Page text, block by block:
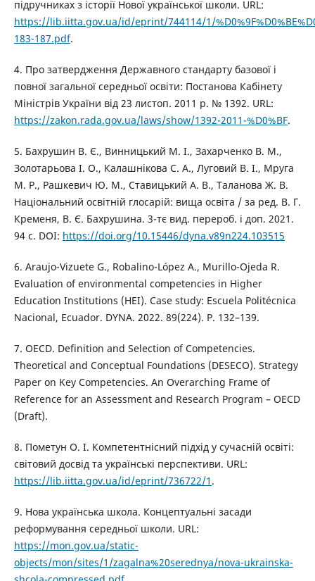
підручниках з історії Нової української школи. URL:
https://lib.iitta.gov.ua/id/eprint/744114/1/
183-187.pdf.
4. Про затвердження Державного стандарту базової і
повної загальної середньої освіти: Постанова Кабінету
Міністрів України від 23 листоп. 2011 р. № 1392. URL:
https://zakon.rada.gov.ua/laws/show/1392-2011-%D0%BF.
5. Бахрушин В. Є., Винницький М. І., Захарченко В. М.,
Золотарьова І. О., Калашнікова С. А., Луговий В. І., Мруга
М. Р., Рашкевич Ю. М., Ставицький А. В., Таланова Ж. В.
Національний освітній глосарій: вища освіта / за ред. В. Г.
Кременя, В. Є. Бахрушина. 3-тє вид. перероб. і доп. 2021.
94 с. DOI: https://doi.org/10.15446/dyna.v89n224.103515
6. Araujo-Vizuete G., Robalino-López A., Murillo-Ojeda R.
Evaluation of environmental competencies in Higher
Education Institutions (HEI). Case study: Escuela Politécnica
Nacional, Ecuador. DYNA. 2022. 89(224). P. 132–139.
7. OECD. Definition and Selection of Competencies.
Theoretical and Conceptual Foundations (DESECO). Strategy
Paper on Key Competencies. An Overarching Frame of
Reference for an Assessment and Research Program – OECD
(Draft).
8. Пометун О. І. Компетентнісний підхід у сучасній освіті:
світовий досвід та українські перспективи. URL:
https://lib.iitta.gov.ua/id/eprint/736722/1 .
9. Нова українська школа. Концептуальні засади
реформування середньої школи. URL:
https://mon.gov.ua/static-
objects/mon/sites/1/zagalna%20serednya/nova-ukrainska-